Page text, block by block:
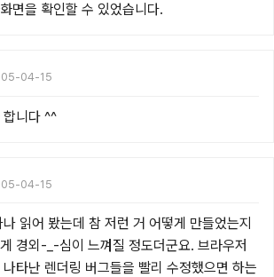
면을 확인할 수 있었습니다.
04-15
합니다 ^^
04-15
읽어 봤는데 참 저런 거 어떻게 만들었는지
경외-_-심이 느껴질 정도더군요. 브라우저
타난 렌더링 버그들을 빨리 수정했으면 하는